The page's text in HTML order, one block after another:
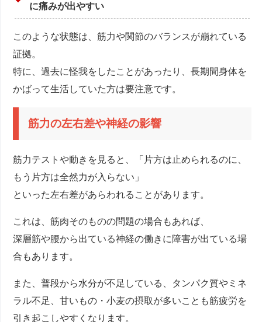
に痛みが出やすい
このような状態は、筋力や関節のバランスが崩れている
証拠。
特に、過去に怪我をしたことがあったり、長期間身体を
かばって生活していた方は要注意です。
筋力の左右差や神経の影響
筋力テストや動きを見ると、「片方は止められるのに、
もう片方は全然力が入らない」
といった左右差があらわれることがあります。
これは、筋肉そのものの問題の場合もあれば、
深層筋や腰から出ている神経の働きに障害が出ている場
合もあります。
また、普段から水分が不足している、タンパク質やミネ
ラル不足、甘いもの・小麦の摂取が多いことも筋疲労を
引き起こしやすくなります。